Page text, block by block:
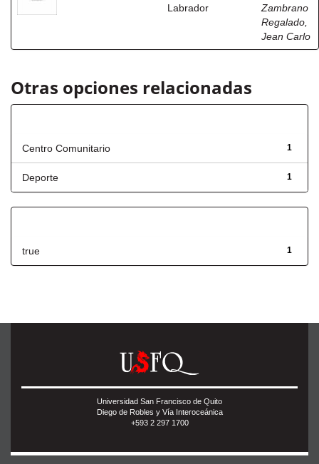
Labrador
Zambrano
Regalado,
Jean Carlo
Otras opciones relacionadas
1
Centro Comunitario
1
Deporte
1
true
Universidad San Francisco de Quito
Diego de Robles y Vía Interoceánica
+593 2 297 1700